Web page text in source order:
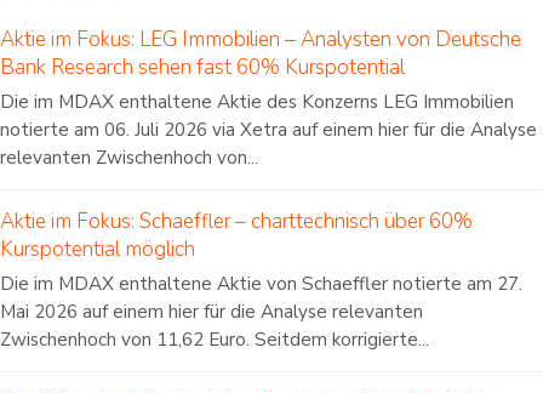
Aktie im Fokus: LEG Immobilien – Analysten von Deutsche
Bank Research sehen fast 60% Kurspotential
Die im MDAX enthaltene Aktie des Konzerns LEG Immobilien
notierte am 06. Juli 2026 via Xetra auf einem hier für die Analyse
relevanten Zwischenhoch von...
Aktie im Fokus: Schaeffler – charttechnisch über 60%
Kurspotential möglich
Die im MDAX enthaltene Aktie von Schaeffler notierte am 27.
Mai 2026 auf einem hier für die Analyse relevanten
Zwischenhoch von 11,62 Euro. Seitdem korrigierte...